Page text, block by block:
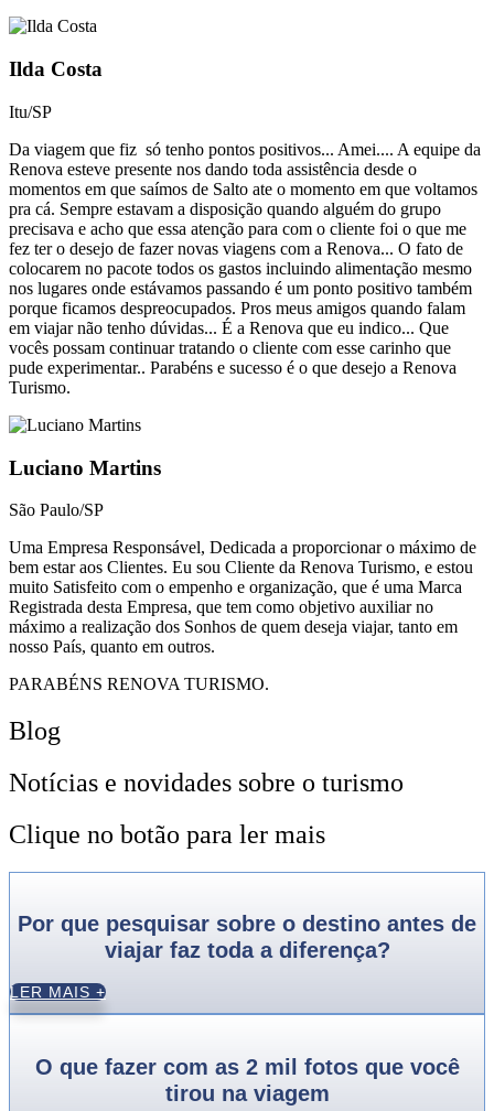
Ilda Costa
Itu/SP
Da viagem que fiz só tenho pontos positivos... Amei.... A equipe da
Renova esteve presente nos dando toda assistência desde o
momentos em que saímos de Salto ate o momento em que voltamos
pra cá. Sempre estavam a disposição quando alguém do grupo
precisava e acho que essa atenção para com o cliente foi o que me
fez ter o desejo de fazer novas viagens com a Renova... O fato de
colocarem no pacote todos os gastos incluindo alimentação mesmo
nos lugares onde estávamos passando é um ponto positivo também
porque ficamos despreocupados. Pros meus amigos quando falam
em viajar não tenho dúvidas... É a Renova que eu indico... Que
vocês possam continuar tratando o cliente com esse carinho que
pude experimentar.. Parabéns e sucesso é o que desejo a Renova
Turismo.
Luciano Martins
São Paulo/SP
Uma Empresa Responsável, Dedicada a proporcionar o máximo de
bem estar aos Clientes. Eu sou Cliente da Renova Turismo, e estou
muito Satisfeito com o empenho e organização, que é uma Marca
Registrada desta Empresa, que tem como objetivo auxiliar no
máximo a realização dos Sonhos de quem deseja viajar, tanto em
nosso País, quanto em outros.
PARABÉNS RENOVA TURISMO.
Blog
Notícias e novidades sobre o turismo
Clique no botão para ler mais
Por que pesquisar sobre o destino antes de
viajar faz toda a diferença?
LER MAIS +
O que fazer com as 2 mil fotos que você
tirou na viagem